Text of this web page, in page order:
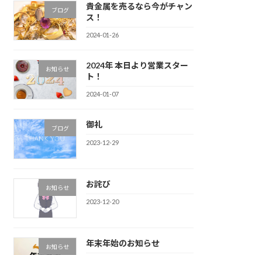
ブログ
貴金属を売るなら今がチャン
ス！
2024-01-26
お知らせ
2024年 本日より営業スター
ト！
2024-01-07
ブログ 御礼
2023-12-29
お知らせ お詫び
2023-12-20
お知らせ 年末年始のお知らせ